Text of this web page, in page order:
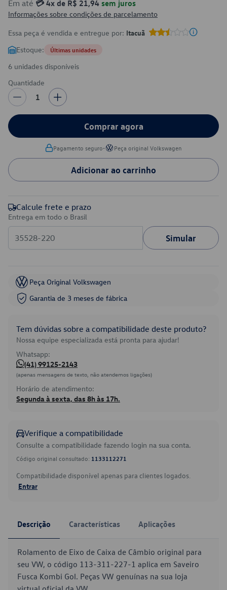
Em até 💳 4x de R$ 21,94 sem juros
Informações sobre condições de parcelamento
Essa peça é vendida e entregue por: Itacuã
Estoque: Últimas unidades
6 unidades disponíveis
Quantidade
1
Comprar agora
Pagamento seguro• Peça original Volkswagen
Adicionar ao carrinho
Calcule frete e prazo
Entrega em todo o Brasil
Simular
Peça Original Volkswagen
Garantia de 3 meses de fábrica
Tem dúvidas sobre a compatibilidade deste produto?
Nossa equipe especializada está pronta para ajudar!
Whatsapp:
(41) 99125-2143
(apenas mensagens de texto, não atendemos ligações)
Horário de atendimento:
Segunda à sexta, das 8h às 17h.
Verifique a compatibilidade
Consulte a compatibilidade fazendo login na sua conta.
Código original consultado: 1133112271
Compatibilidade disponível apenas para clientes logados.
Entrar
Descrição Características Aplicações
Rolamento de Eixo de Caixa de Câmbio original para
seu VW, o código 113-311-227-1 aplica em Saveiro
Fusca Kombi Gol. Peças VW genuínas na sua loja